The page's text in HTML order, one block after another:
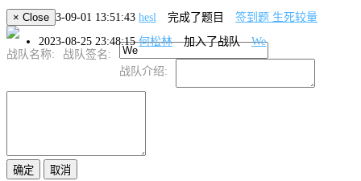
2023-09-01 13:51:43 hesl 完成了题目
签到题 生死较量
2023-08-25 23:48:15 何松林 加入了战队 We
× Close
战队名称:
战队签名:
战队介绍: